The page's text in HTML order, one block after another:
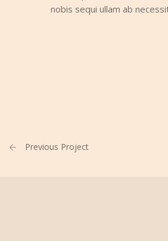
nobis sequi ullam ab
Previous Project